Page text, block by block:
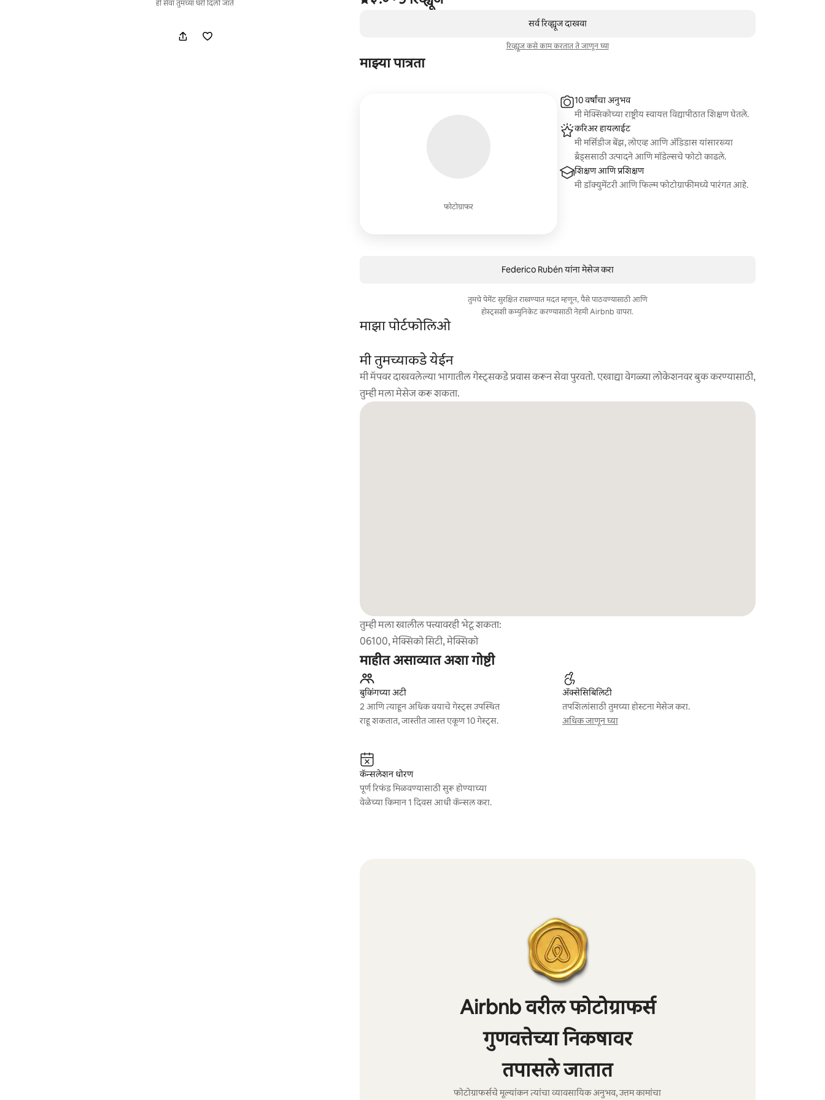
ही सेवा तुमच्या घरी दिली जाते
,
सर्व रिव्ह्यूज दाखवा
रिव्ह्यूज कसे काम करतात ते जाणून घ्या
माझ्या पात्रता
फोटोग्राफर
10 वर्षांचा अनुभव
मी मेक्सिकोच्या राष्ट्रीय स्वायत्त विद्यापीठात शिक्षण घेतले.
करिअर हायलाईट
मी मर्सिडीज बेंझ, लोएव्ह आणि अ‍ॅडिडास यांसारख्या
ब्रँड्ससाठी उत्पादने आणि मॉडेल्सचे फोटो काढले.
शिक्षण आणि प्रशिक्षण
मी डॉक्युमेंटरी आणि फिल्म फोटोग्राफीमध्ये पारंगत आहे.
Federico Rubén यांना मेसेज करा
तुमचे पेमेंट सुरक्षित राखण्यात मदत म्हणून, पैसे पाठवण्यासाठी आणि
होस्ट्सशी कम्युनिकेट करण्यासाठी नेहमी Airbnb वापरा.
माझा पोर्टफोलिओ
मी तुमच्याकडे येईन
मी मॅपवर दाखवलेल्या भागातील गेस्ट्सकडे प्रवास करून सेवा पुरवतो. एखाद्या वेगळ्या लोकेशनवर बुक करण्यासाठी,
तुम्ही मला मेसेज करू शकता.
तुम्ही मला खालील पत्त्यावरही भेटू शकता:
06100, मेक्सिको सिटी, मेक्सिको
माहीत असाव्यात अशा गोष्टी
बुकिंगच्या अटी
2 आणि त्याहून अधिक वयाचे गेस्ट्स उपस्थित
राहू शकतात, जास्तीत जास्त एकूण 10 गेस्ट्स.
ॲक्सेसिबिलिटी
तपशिलांसाठी तुमच्या होस्टना मेसेज करा.
अधिक जाणून घ्या
कॅन्सलेशन धोरण
पूर्ण रिफंड मिळवण्यासाठी सुरू होण्याच्या
वेळेच्या किमान 1 दिवस आधी कॅन्सल करा.
Airbnb वरील फोटोग्राफर्स
गुणवत्तेच्या निकषावर
तपासले जातात
फोटोग्राफर्सचे मूल्यांकन त्यांचा व्यावसायिक अनुभव, उत्तम कामांचा